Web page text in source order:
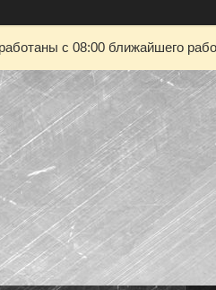
с 08:00 ближайшего